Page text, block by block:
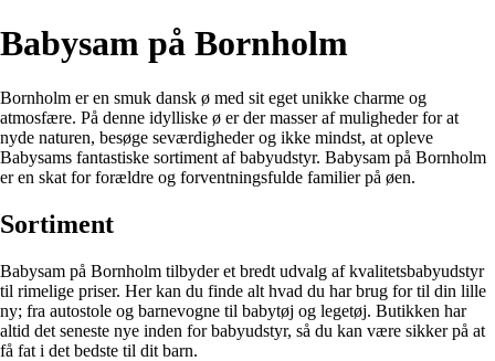
Babysam på Bornholm
Bornholm er en smuk dansk ø med sit eget unikke charme og
atmosfære. På denne idylliske ø er der masser af muligheder for at
nyde naturen, besøge seværdigheder og ikke mindst, at opleve
Babysams fantastiske sortiment af babyudstyr. Babysam på Bornholm
er en skat for forældre og forventningsfulde familier på øen.
Sortiment
Babysam på Bornholm tilbyder et bredt udvalg af kvalitetsbabyudstyr
til rimelige priser. Her kan du finde alt hvad du har brug for til din lille
ny; fra autostole og barnevogne til babytøj og legetøj. Butikken har
altid det seneste nye inden for babyudstyr, så du kan være sikker på at
få fat i det bedste til dit barn.